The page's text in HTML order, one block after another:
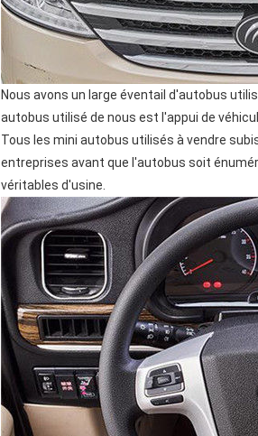
Nous avons un large éventail d'autobus
autobus utilisé de nous est l'appui de
Tous les mini autobus utilisés à vendre
entreprises avant que l'autobus soit
véritables d'usine.